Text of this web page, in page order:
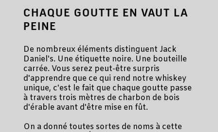
CHAQUE GOUTTE EN VAUT LA
PEINE
De nombreux éléments distinguent Jack
Daniel's. Une étiquette noire. Une bouteille
carrée. Vous serez peut-être surpris
d'apprendre que ce qui rend notre whiskey
unique, c'est le fait que chaque goutte passe
à travers trois mètres de charbon de bois
d'érable avant d'être mise en fût.
On a donné toutes sortes de noms à cette